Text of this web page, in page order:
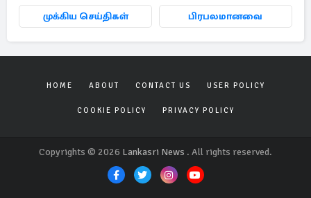
முக்கிய செய்திகள் பிரபலமானவை
HOME ABOUT CONTACT US USER POLICY
COOKIE POLICY PRIVACY POLICY
Copyrights © 2026 Lankasri News . All rights reserved.